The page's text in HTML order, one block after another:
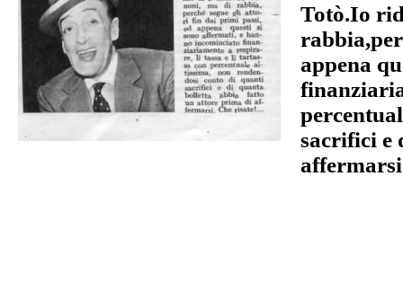
Totò.Io
appena
sacrifici e